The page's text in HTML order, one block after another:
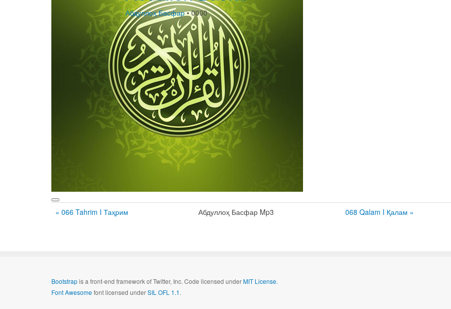
Абдуллоҳ Басфар• 0000
« 066 Tahrim I Таҳрим Абдуллоҳ Басфар Mp3 068 Qalam I Қалам »
Bootstrapis a front-end framework of Twitter, Inc. Code licensed underMIT License.
Font Awesomefont licensed underSIL OFL 1.1.